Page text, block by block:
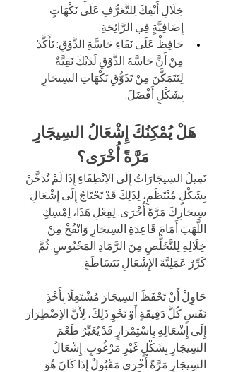
خِلَالِ أَنْفِكَ لِلتَّعَرُّفِ عَلَى نَكْهَاتٍ
إِضَافِيَّةٍ فِي الرَّائِحَةِ.
حَافِظْ عَلَى نَقَاءِ حَاسَّةِ الذَّوْقِ: تَأَكَّدْ
مِنْ أَنَّ حَاسَّةَ الذَّوْقِ لَدَيْكَ نَقِيَّةٌ
لِتَتَمَكَّنَ مِنْ تَذَوُّقِ نَكْهَاتِ السِيجَارِ
بِشَكْلٍ أَفْضَلَ.
هَلْ يُمْكِنُكَ إِشْعَالُ السِيجَارِ
مَرَّةً أُخْرَى؟
تَمِيلُ السِيجَارَاتُ إِلَى الاِنْطِفَاءِ إِذَا لَمْ تُدَخَّنْ
بِشَكْلٍ مُنْتَظَمٍ، لِذَلِكَ قَدْ تَحْتَاجُ إِلَى إِشْعَالِ
سِيجَارِكَ مَرَّةً أُخْرَى. لِفِعْلِ هَذَا، اِمْسِكِ
اللَّهَبَ أَمَامَ قَاعِدَةِ السِيجَارِ وَانْفُخْ مِنْ
خِلَالِهِ لِلتَّخَلُّصِ مِنَ الرَّمَادِ المَحْبُوسِ. ثُمَّ
كَرِّرْ عَمَلِيَّةَ الإِشْعَالِ بَبَسَاطَةٍ.
حَاوِلْ أَنْ تَحْفَظَ السِيجَارَ مُشْتَعِلًا بِأَخْذِ
نَفَسٍ كُلَّ دَقِيقَةٍ أَوْ نَحْوِ ذَلِكَ، لِأَنَّ الاِضْطِرَارَ
إِلَى إِشْعَالِهِ بِاسْتِمْرَارٍ قَدْ يُغَيِّرُ طَعْمَ
السِيجَارِ بِشَكْلٍ غَيْرِ مَرْغُوبٍ. إِشْعَالُ
السِيجَارِ مَرَّةً أُخْرَى مَقْبُولٌ إِذَا كَانَ هُوَ